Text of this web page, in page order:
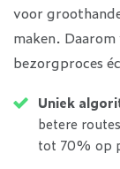
voor
maken.
bezorgproces
Uniek
betere
tot 70% op